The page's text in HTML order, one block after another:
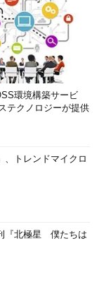
環境構築サービ
テクノロジーが提供
、トレンドマイクロ
『北極星 僕たちは